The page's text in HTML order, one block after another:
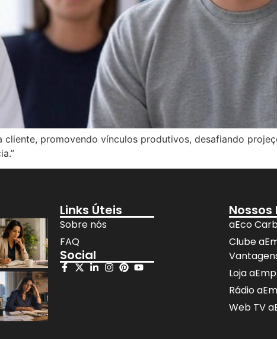
promovendo vínculos produtivos, desafiando
Links Úteis
Sobre nós
FAQ
Social
Nossos
aEco
Clube
Loja
Rádio
Web TV